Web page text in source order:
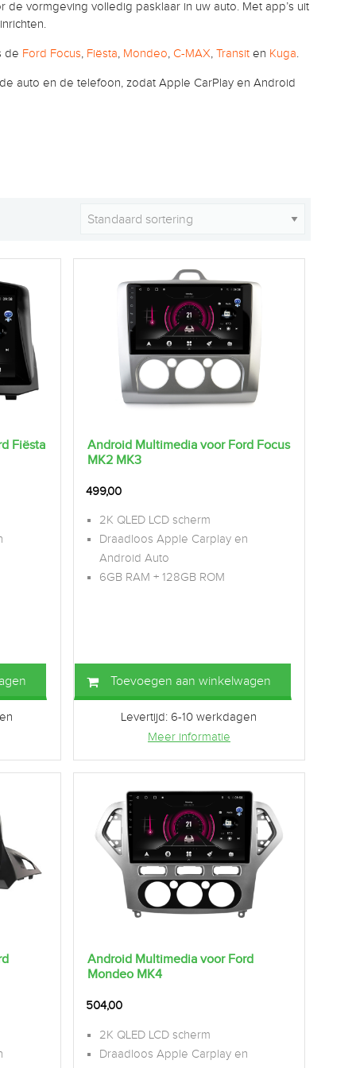
vormgeving volledig pasklaar in uw auto. Met app’s uit
de Ford Focus, Fiësta, Mondeo, C-MAX, Transit en Kuga.
auto en de telefoon, zodat Apple CarPlay en Android
Fiësta
Android Multimedia voor Ford Focus
MK2 MK3
499,00
2K QLED LCD scherm
Draadloos Apple Carplay en
Android Auto
6GB RAM + 128GB ROM
Toevoegen aan winkelwagen
Levertijd: 6-10 werkdagen
Meer informatie
Android Multimedia voor Ford
Mondeo MK4
504,00
2K QLED LCD scherm
Draadloos Apple Carplay en